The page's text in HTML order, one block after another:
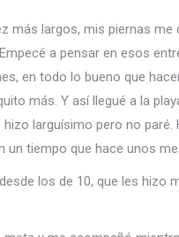
largos, mis piernas
a pensar en esos
en todo lo bueno que
más. Y así llegué a la
larguísimo pero no
tiempo que hace unos
los de 10, que les hizo